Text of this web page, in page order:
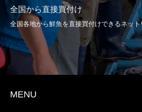
全国から直接買付け
全国各地から鮮魚を直接買付けできるネッ
MENU